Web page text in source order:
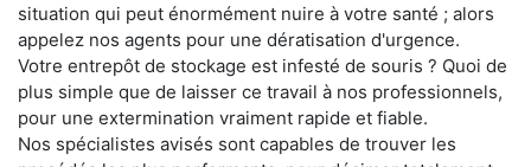
situation qui peut énormément nuire à votre santé ; alors
appelez nos agents pour une dératisation d'urgence.
Votre entrepôt de stockage est infesté de souris ? Quoi de
plus simple que de laisser ce travail à nos professionnels,
pour une extermination vraiment rapide et fiable.
Nos spécialistes avisés sont capables de trouver les